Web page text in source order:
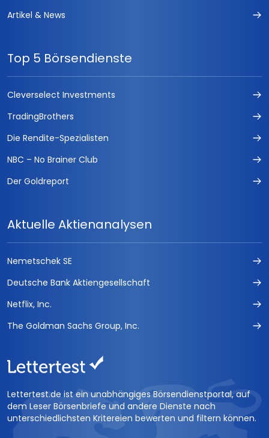
Artikel & News
Top 5 Börsendienste
Cleverselect Investments
TradingBrothers
Die Rendite-Spezialisten
NBC – No Brainer Club
Der Goldreport
Aktuelle Aktienanalysen
Nemetschek SE
Deutsche Bank Aktiengesellschaft
Netflix, Inc.
The Goldman Sachs Group, Inc.
Lettertest.de ist ein unabhängiges Börsendienstportal, auf
dem Leser Börsenbriefe und andere Dienste nach
unterschiedlichsten Kritereien bewerten und filtern können.